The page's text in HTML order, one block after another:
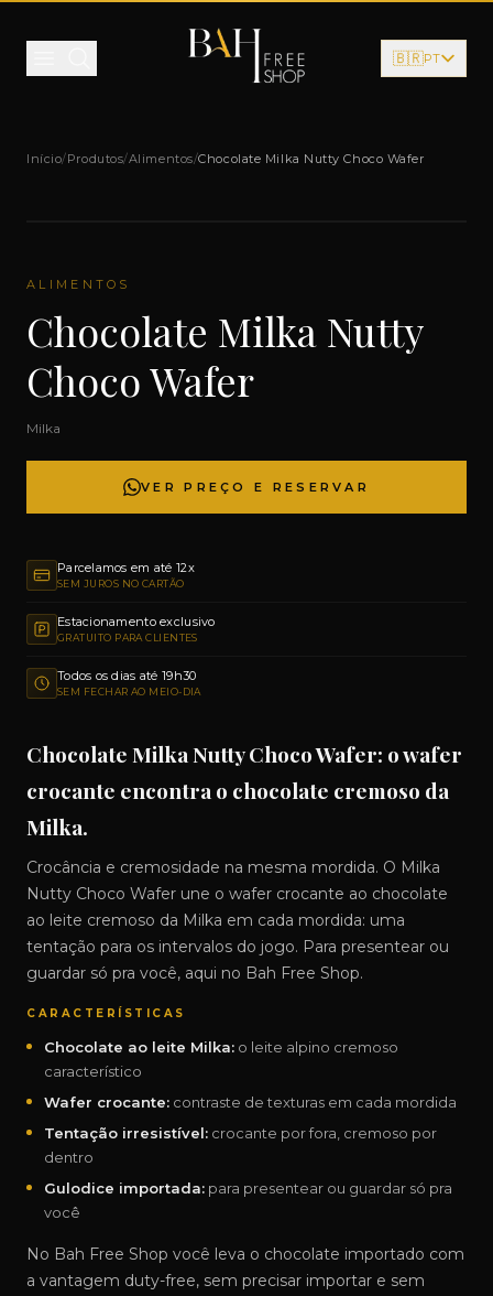
🇧🇷PT
Início/Produtos/Alimentos/Chocolate Milka Nutty Choco Wafer
ALIMENTOS
Chocolate Milka Nutty
Choco Wafer
Milka
VER PREÇO E RESERVAR
Parcelamos em até 12x
SEM JUROS NO CARTÃO
Estacionamento exclusivo
GRATUITO PARA CLIENTES
Todos os dias até 19h30
SEM FECHAR AO MEIO-DIA
Chocolate Milka Nutty Choco Wafer: o wafer
crocante encontra o chocolate cremoso da
Milka.
Crocância e cremosidade na mesma mordida. O Milka
Nutty Choco Wafer une o wafer crocante ao chocolate
ao leite cremoso da Milka em cada mordida: uma
tentação para os intervalos do jogo. Para presentear ou
guardar só pra você, aqui no Bah Free Shop.
CARACTERÍSTICAS
Chocolate ao leite Milka: o leite alpino cremoso
característico
Wafer crocante: contraste de texturas em cada mordida
Tentação irresistível: crocante por fora, cremoso por
dentro
Gulodice importada: para presentear ou guardar só pra
você
No Bah Free Shop você leva o chocolate importado com
a vantagem duty-free, sem precisar importar e sem